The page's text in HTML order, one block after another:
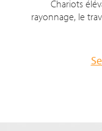
Chariots
rayonnage, le